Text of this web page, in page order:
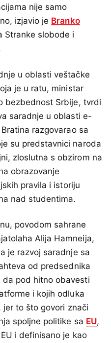
nije samo
izjavio je Branko
Stranke slobode i
u oblasti veštačke
je u ratu, ministar
bezbednost Srbije, tvrdi
saradnje u oblasti e-
razgovarao sa
su predstavnici naroda
zloslutna s obzirom na
obrazovanje
pravila i istoriju
nad studentima.
povodom sahrane
Alija Hamneija,
je razvoj saradnje sa
od predsednika
pod hitno obavesti
i kojih odluka
jer to što govori znači
spoljne politike sa EU,
i definisano je kao